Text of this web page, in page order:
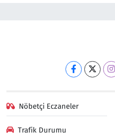
Nöbetçi Eczaneler
Trafik Durumu